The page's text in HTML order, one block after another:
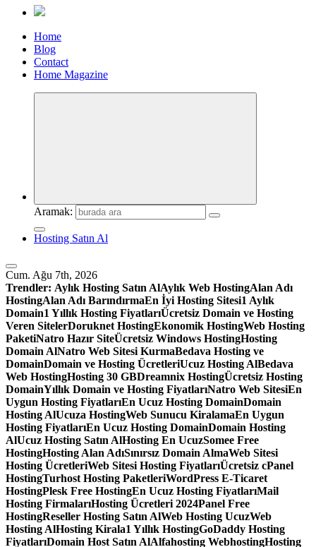
Home
Blog
Contact
Home Magazine
Aramak:
Hosting Satın Al
Cum. Ağu 7th, 2026
Trendler: Aylık Hosting Satın AlAylık Web HostingAlan Adı
HostingAlan Adı BarındırmaEn İyi Hosting Sitesi1 Aylık
Domain1 Yıllık Hosting FiyatlarıÜcretsiz Domain ve Hosting
Veren SitelerDoruknet HostingEkonomik HostingWeb Hosting
PaketiNatro Hazır SiteÜcretsiz Windows HostingHosting
Domain AlNatro Web Sitesi KurmaBedava Hosting ve
DomainDomain ve Hosting ÜcretleriUcuz Hosting AlBedava
Web HostingHosting 30 GBDreamnix HostingÜcretsiz Hosting
DomainYıllık Domain ve Hosting FiyatlarıNatro Web SitesiEn
Uygun Hosting FiyatlarıEn Ucuz Hosting DomainDomain
Hosting AlUcuza HostingWeb Sunucu KiralamaEn Uygun
Hosting FiyatlarıEn Ucuz Hosting DomainDomain Hosting
AlUcuz Hosting Satın AlHosting En UcuzSomee Free
HostingHosting Alan AdıSınırsız Domain AlmaWeb Sitesi
Hosting ÜcretleriWeb Sitesi Hosting FiyatlarıÜcretsiz cPanel
HostingTurhost Hosting PaketleriWordPress E-Ticaret
HostingPlesk Free HostingEn Ucuz Hosting FiyatlarıMail
Hosting FirmalarıHosting Ücretleri 2024Panel Free
HostingReseller Hosting Satın AlWeb Hosting UcuzWeb
Hosting AlHosting Kirala1 Yıllık HostingGoDaddy Hosting
FiyatlarıDomain Host Satın AlAlfahosting WebhostingHosting